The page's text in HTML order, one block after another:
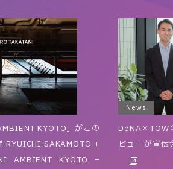
KYOTO」がこの
RYUICHI SAKAMOTO +
AMBIENT KYOTO –
News
DeNA×TOW
ビューが宣伝